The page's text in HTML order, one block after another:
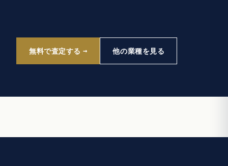
無料で査定する 他の業種を見る